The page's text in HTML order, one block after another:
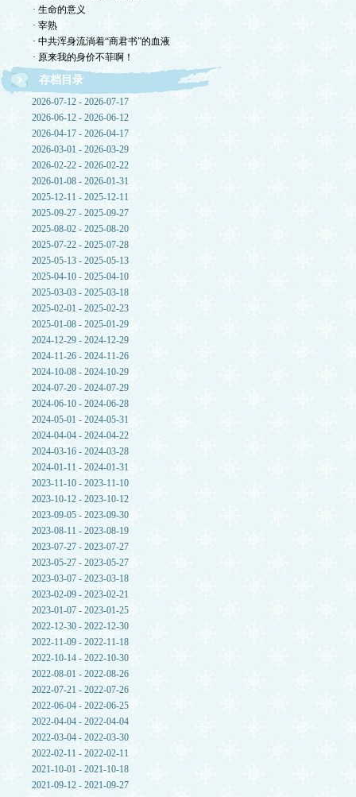
· 生命的意义
· 宰熟
· 中共浑身流淌着“商君书”的血液
· 原来我的身价不菲啊！
存档目录
2026-07-12 - 2026-07-17
2026-06-12 - 2026-06-12
2026-04-17 - 2026-04-17
2026-03-01 - 2026-03-29
2026-02-22 - 2026-02-22
2026-01-08 - 2026-01-31
2025-12-11 - 2025-12-11
2025-09-27 - 2025-09-27
2025-08-02 - 2025-08-20
2025-07-22 - 2025-07-28
2025-05-13 - 2025-05-13
2025-04-10 - 2025-04-10
2025-03-03 - 2025-03-18
2025-02-01 - 2025-02-23
2025-01-08 - 2025-01-29
2024-12-29 - 2024-12-29
2024-11-26 - 2024-11-26
2024-10-08 - 2024-10-29
2024-07-20 - 2024-07-29
2024-06-10 - 2024-06-28
2024-05-01 - 2024-05-31
2024-04-04 - 2024-04-22
2024-03-16 - 2024-03-28
2024-01-11 - 2024-01-31
2023-11-10 - 2023-11-10
2023-10-12 - 2023-10-12
2023-09-05 - 2023-09-30
2023-08-11 - 2023-08-19
2023-07-27 - 2023-07-27
2023-05-27 - 2023-05-27
2023-03-07 - 2023-03-18
2023-02-09 - 2023-02-21
2023-01-07 - 2023-01-25
2022-12-30 - 2022-12-30
2022-11-09 - 2022-11-18
2022-10-14 - 2022-10-30
2022-08-01 - 2022-08-26
2022-07-21 - 2022-07-26
2022-06-04 - 2022-06-25
2022-04-04 - 2022-04-04
2022-03-04 - 2022-03-30
2022-02-11 - 2022-02-11
2021-10-01 - 2021-10-18
2021-09-12 - 2021-09-27